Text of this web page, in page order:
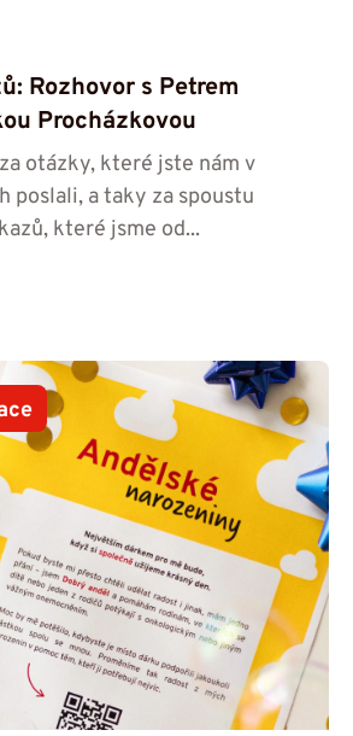
Rozhovor s Petrem
Procházkovou
otázky, které jste nám v
poslali, a taky za spoustu
které jsme od...